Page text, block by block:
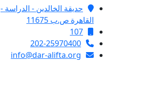
حديقة الخالدين - الدراسة -
القاهرة ص.ب 11675
107
202-25970400
info@dar-alifta.org